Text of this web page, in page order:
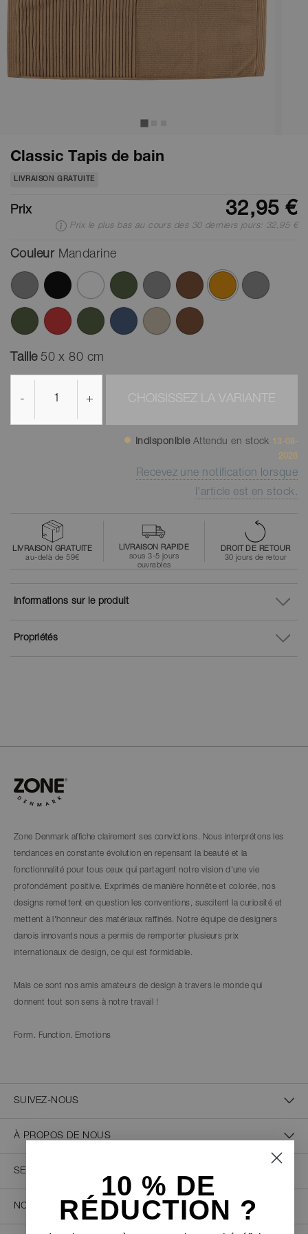
Classic Tapis de bain
LIVRAISON GRATUITE
Prix 32,95 €
Prix le plus bas au cours des 30 derniers jours: 32,95 €
Couleur Mandarine
ont été
Taille 50 x 80 cm
- + CHOISISSEZ LA VARIANTE
Indisponible Attendu en stock 13-08-
2026
Recevez une notification lorsque
l'article est en stock.
LIVRAISON GRATUITE
au-delà de 59€
LIVRAISON RAPIDE
sous 3-5 jours
ouvrables
DROIT DE RETOUR
30 jours de retour
Propriétés
Informations sur le produit
Zone Denmark affiche clairement ses convictions. Nous interprétons les
tendances en constante évolution en repensant la beauté et la
fonctionnalité pour tous ceux qui partagent notre vision d'une vie
profondément positive. Exprimés de manière honnête et colorée, nos
designs remettent en question les conventions, suscitent la curiosité et
mettent à l'honneur des matériaux raffinés. Notre équipe de designers
danois innovants nous a permis de remporter plusieurs prix
internationaux de design, ce qui est formidable.
Mais ce sont nos amis amateurs de design à travers le monde qui
donnent tout son sens à notre travail !
Form. Function. Emotions
SUIVEZ-NOUS
À PROPOS DE NOUS
SERVICE CLIENT
NOUS CONTACTER
10 % DE
RÉDUCTION ?